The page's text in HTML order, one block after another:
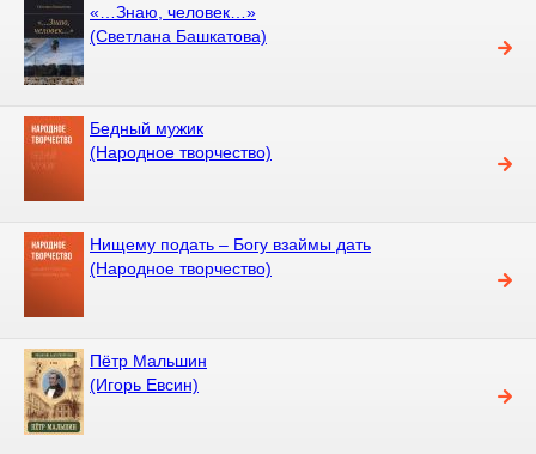
«…Знаю, человек…»
(Светлана Башкатова)
Бедный мужик
(Народное творчество)
Нищему подать – Богу взаймы дать
(Народное творчество)
Пётр Мальшин
(Игорь Евсин)